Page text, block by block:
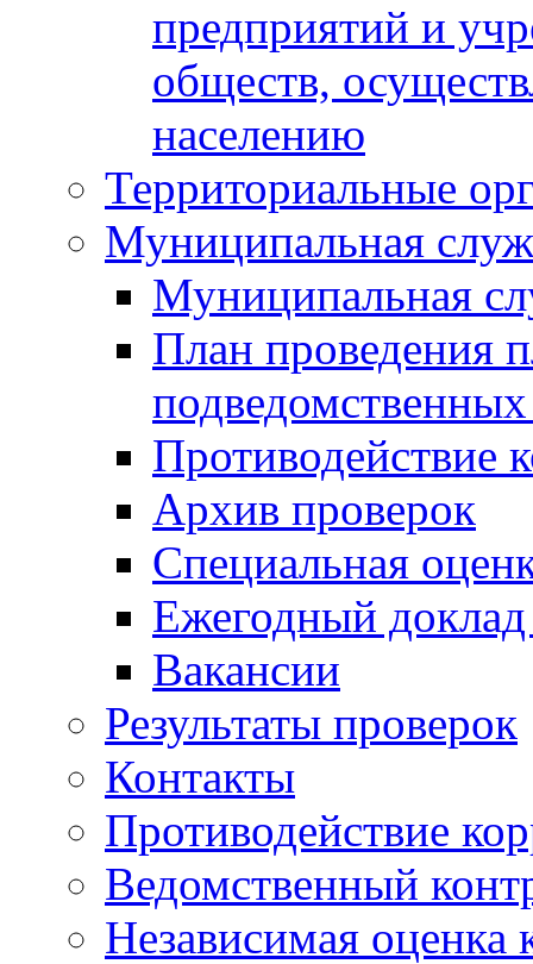
предприятий и
обществ,
населению
Территориальные
Муниципальная
Муниципальная
План проведения
Противодействие
Архив проверок
Специальная
Ежегодный
Вакансии
Результаты проверок
Контакты
Противодействие
Ведомственный
Независимая оценка